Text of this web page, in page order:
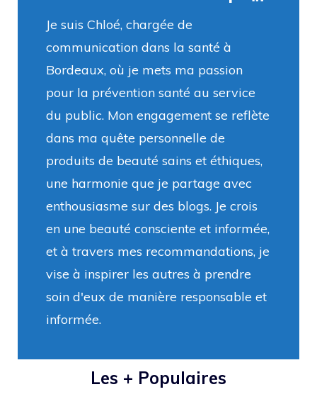
Je suis Chloé, chargée de
communication dans la santé à
Bordeaux, où je mets ma passion
pour la prévention santé au service
du public. Mon engagement se reflète
dans ma quête personnelle de
produits de beauté sains et éthiques,
une harmonie que je partage avec
enthousiasme sur des blogs. Je crois
en une beauté consciente et informée,
et à travers mes recommandations, je
vise à inspirer les autres à prendre
soin d'eux de manière responsable et
informée.
Les + Populaires